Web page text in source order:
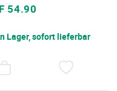
54.90
Lager, sofort lieferbar